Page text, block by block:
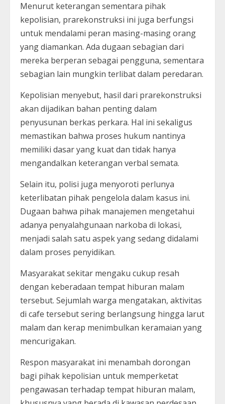
Menurut keterangan sementara pihak
kepolisian, prarekonstruksi ini juga berfungsi
untuk mendalami peran masing-masing orang
yang diamankan. Ada dugaan sebagian dari
mereka berperan sebagai pengguna, sementara
sebagian lain mungkin terlibat dalam peredaran.
Kepolisian menyebut, hasil dari prarekonstruksi
akan dijadikan bahan penting dalam
penyusunan berkas perkara. Hal ini sekaligus
memastikan bahwa proses hukum nantinya
memiliki dasar yang kuat dan tidak hanya
mengandalkan keterangan verbal semata.
Selain itu, polisi juga menyoroti perlunya
keterlibatan pihak pengelola dalam kasus ini.
Dugaan bahwa pihak manajemen mengetahui
adanya penyalahgunaan narkoba di lokasi,
menjadi salah satu aspek yang sedang didalami
dalam proses penyidikan.
Masyarakat sekitar mengaku cukup resah
dengan keberadaan tempat hiburan malam
tersebut. Sejumlah warga mengatakan, aktivitas
di cafe tersebut sering berlangsung hingga larut
malam dan kerap menimbulkan keramaian yang
mencurigakan.
Respon masyarakat ini menambah dorongan
bagi pihak kepolisian untuk memperketat
pengawasan terhadap tempat hiburan malam,